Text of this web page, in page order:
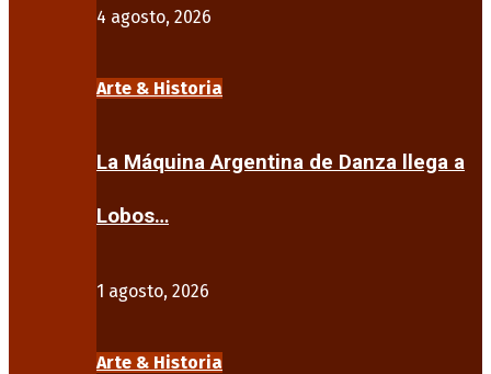
4 agosto, 2026
Arte & Historia
La Máquina Argentina de Danza llega a
Lobos…
1 agosto, 2026
Arte & Historia